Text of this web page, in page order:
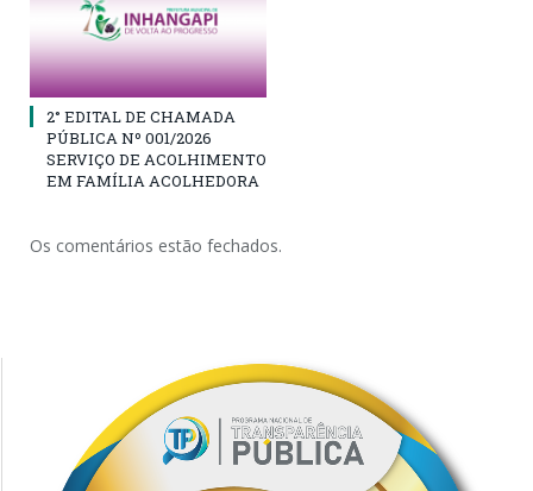
2° EDITAL DE CHAMADA
PÚBLICA Nº 001/2026
SERVIÇO DE ACOLHIMENTO
EM FAMÍLIA ACOLHEDORA
Os comentários estão fechados.